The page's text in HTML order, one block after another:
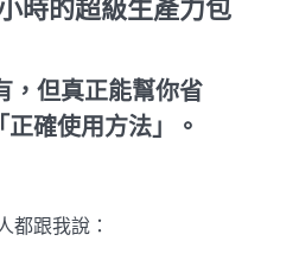
時的超級生產力包
，但真正能幫你省
正確使用方法」。
都跟我說：